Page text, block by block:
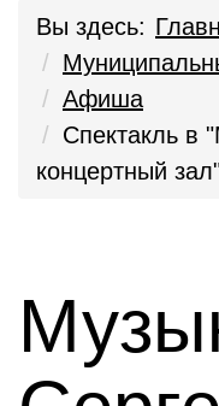
Вы здесь:
Афиша
Спектакль в
концертный